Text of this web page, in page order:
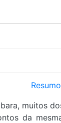
Resumo
muitos
da